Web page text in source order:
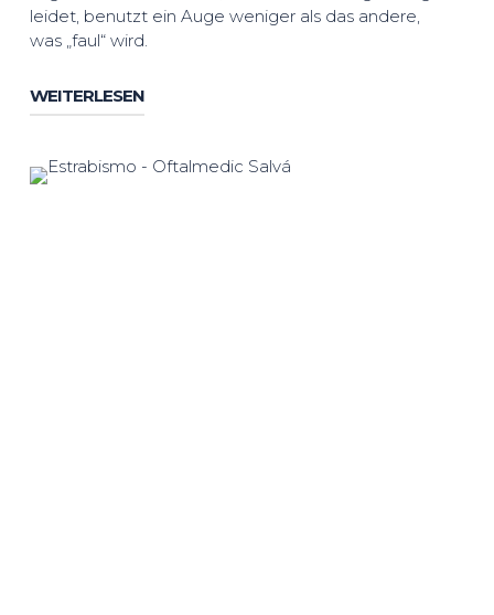
leidet, benutzt ein Auge weniger als das andere,
was „faul“ wird.
WEITERLESEN
klassifiziert werden, wie z.B. der Richtung der